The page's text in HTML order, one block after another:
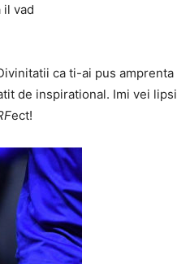
il vad
ca ti-ai pus amprenta
de inspirational. Imi vei lipsi
ect!